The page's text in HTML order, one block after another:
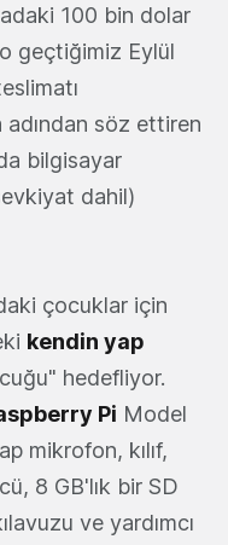
100 bin dolar
geçtiğimiz Eylül
adından söz ettiren
bilgisayar
dahil)
çocuklar için
kendin yap
hedefliyor.
Pi Model
mikrofon, kılıf,
8 GB'lık bir SD
ve yardımcı